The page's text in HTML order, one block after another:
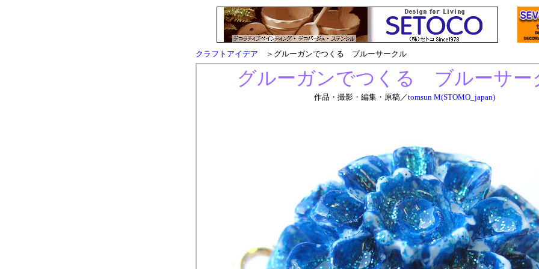
クラフトアイデア ＞グルーガンでつくる ブルーサークル
グルーガンでつくる ブルーサー
作品・撮影・編集・原稿／tomsun M(STOMO_japan)